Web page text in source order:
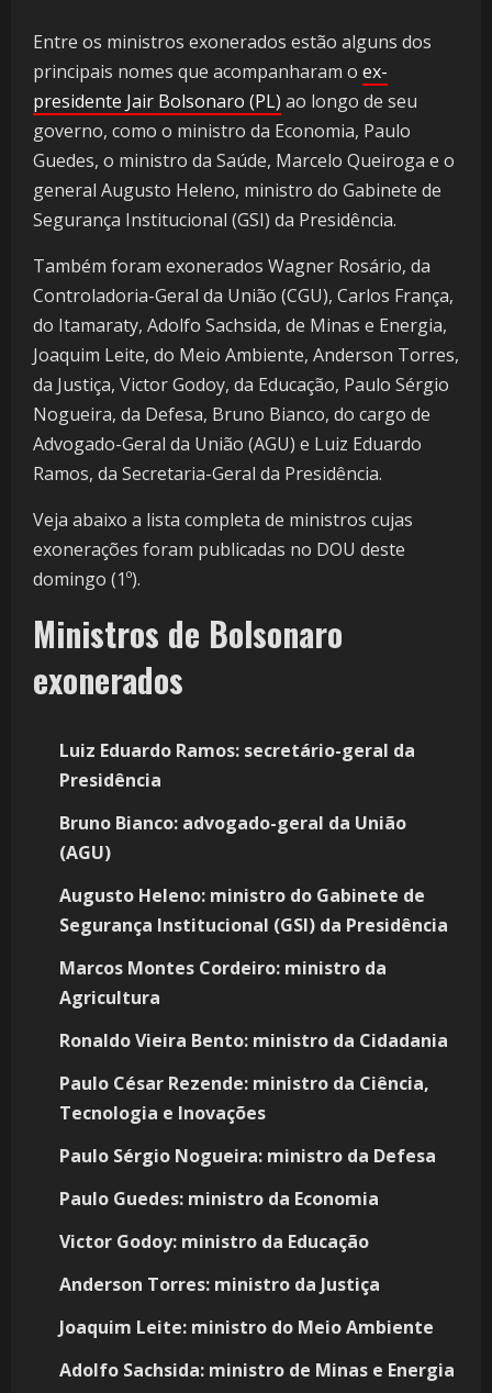
Entre os ministros exonerados estão alguns dos
principais nomes que acompanharam o ex-
presidente Jair Bolsonaro (PL) ao longo de seu
governo, como o ministro da Economia, Paulo
Guedes, o ministro da Saúde, Marcelo Queiroga e o
general Augusto Heleno, ministro do Gabinete de
Segurança Institucional (GSI) da Presidência.
Também foram exonerados Wagner Rosário, da
Controladoria-Geral da União (CGU), Carlos França,
do Itamaraty, Adolfo Sachsida, de Minas e Energia,
Joaquim Leite, do Meio Ambiente, Anderson Torres,
da Justiça, Victor Godoy, da Educação, Paulo Sérgio
Nogueira, da Defesa, Bruno Bianco, do cargo de
Advogado-Geral da União (AGU) e Luiz Eduardo
Ramos, da Secretaria-Geral da Presidência.
Veja abaixo a lista completa de ministros cujas
exonerações foram publicadas no DOU deste
domingo (1º).
Ministros de Bolsonaro
exonerados
Luiz Eduardo Ramos: secretário-geral da
Presidência
Bruno Bianco: advogado-geral da União
(AGU)
Augusto Heleno: ministro do Gabinete de
Segurança Institucional (GSI) da Presidência
Marcos Montes Cordeiro: ministro da
Agricultura
Ronaldo Vieira Bento: ministro da Cidadania
Paulo César Rezende: ministro da Ciência,
Tecnologia e Inovações
Paulo Sérgio Nogueira: ministro da Defesa
Paulo Guedes: ministro da Economia
Victor Godoy: ministro da Educação
Anderson Torres: ministro da Justiça
Joaquim Leite: ministro do Meio Ambiente
Adolfo Sachsida: ministro de Minas e Energia